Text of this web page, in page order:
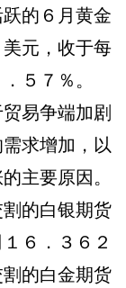
的６月黄金
元，收于每
５７％。
易争端加剧
求增加，以
主要原因。
的白银期货
６．３６２
的白金期货